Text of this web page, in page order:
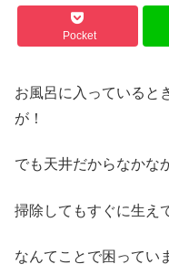
Pocket
お風呂に入っていると
が！
でも天井だからなかな
掃除してもすぐに生え
なんてことで困ってい